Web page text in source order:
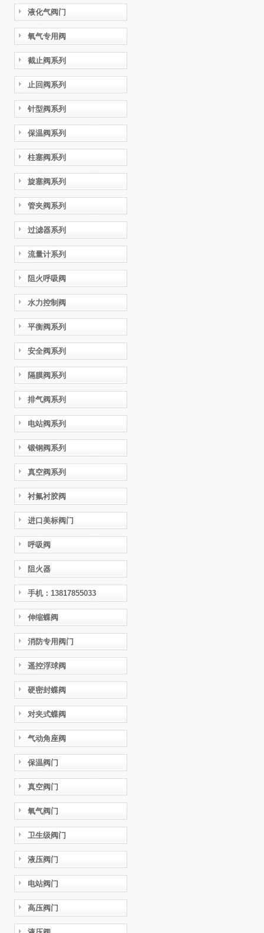
液化气阀门
氧气专用阀
截止阀系列
止回阀系列
针型阀系列
保温阀系列
柱塞阀系列
旋塞阀系列
管夹阀系列
过滤器系列
流量计系列
阻火呼吸阀
水力控制阀
平衡阀系列
安全阀系列
隔膜阀系列
排气阀系列
电站阀系列
锻钢阀系列
真空阀系列
衬氟衬胶阀
进口美标阀门
呼吸阀
阻火器
手机：13817855033
伸缩蝶阀
消防专用阀门
遥控浮球阀
硬密封蝶阀
对夹式蝶阀
气动角座阀
保温阀门
真空阀门
氧气阀门
卫生级阀门
液压阀门
电站阀门
高压阀门